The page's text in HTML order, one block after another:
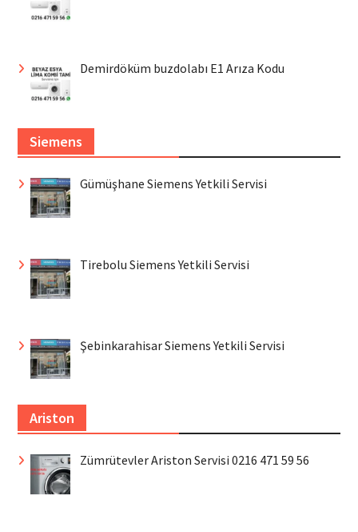
Demirdöküm buzdolabı E1 Arıza Kodu
Siemens
Gümüşhane Siemens Yetkili Servisi
Tirebolu Siemens Yetkili Servisi
Şebinkarahisar Siemens Yetkili Servisi
Ariston
Zümrütevler Ariston Servisi 0216 471 59 56